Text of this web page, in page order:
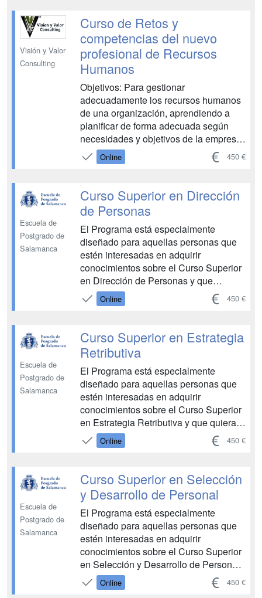
conocer y trabajar con un sistema SAP
real implementado en cualquier
entida...
Visión y Valor
Consulting
Curso de Retos y
competencias del nuevo
profesional de Recursos
Humanos
Objetivos: Para gestionar
adecuadamente los recursos humanos
de una organización, aprendiendo a
planificar de forma adecuada según
necesidades y objetivos de la empresa,
además de adquirir los conocimientos
necesarios para la correcta realización
departamento de recursos humanos,
como son el análisis y descripción de
puestos de...
Online 450 €
Escuela de
Postgrado de
Salamanca
Curso Superior en Dirección
de Personas
El Programa está especialmente
diseñado para aquellas personas que
estén interesadas en adquirir
conocimientos sobre el Curso Superior
en Dirección de Personas y que
quieran asegurarse un recorrido
ascendente en esta área, con una
competencias. Permite conocer sobre
la introducción a los recursos humanos,
l...
Online 450 €
Escuela de
Postgrado de
Salamanca
Curso Superior en Estrategia
Retributiva
El Programa está especialmente
diseñado para aquellas personas que
estén interesadas en adquirir
conocimientos sobre el Curso Superior
en Estrategia Retributiva y que quieran
asegurarse un recorrido ascendente en
esta área, con una especial elevación y
Permite conocer sobre la gestión de
nóminas, las cotizaciones ...
Online 450 €
Escuela de
Postgrado de
Salamanca
Curso Superior en Selección
y Desarrollo de Personal
El Programa está especialmente
diseñado para aquellas personas que
estén interesadas en adquirir
conocimientos sobre el Curso Superior
en Selección y Desarrollo de Personal
y que quieran asegurarse un recorrido
ascendente en esta área, con una
Online 450 €